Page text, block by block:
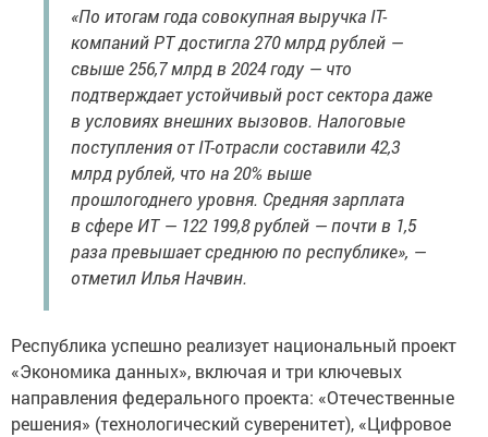
«По итогам года совокупная выручка IT-
компаний РТ достигла 270 млрд рублей —
свыше 256,7 млрд в 2024 году — что
подтверждает устойчивый рост сектора даже
в условиях внешних вызовов. Налоговые
поступления от IT-отрасли составили 42,3
млрд рублей, что на 20% выше
прошлогоднего уровня. Средняя зарплата
в сфере ИТ — 122 199,8 рублей — почти в 1,5
раза превышает среднюю по республике», —
отметил Илья Начвин.
Республика успешно реализует национальный проект
«Экономика данных», включая и три ключевых
направления федерального проекта: «Отечественные
решения» (технологический суверенитет), «Цифровое